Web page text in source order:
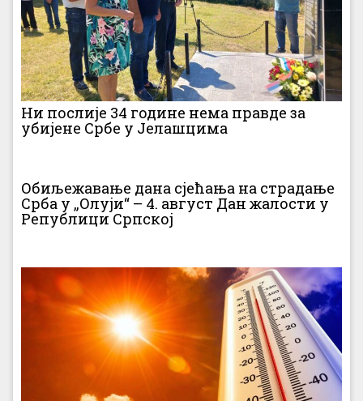
Ни послије 34 године нема правде за
убијене Србе у Јелашцима
Обиљежавање дана сјећања на страдање
Срба у „Олуји“ – 4. август Дан жалости у
Републици Српској